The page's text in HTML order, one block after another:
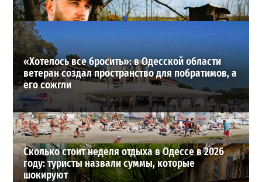
27-07-2026 в 11:19
ВИБОР РЕДАКЦИИ
«Хотелось все бросить»: в Одесской области
ветеран создал пространство для побратимов, а
его сожгли
Сколько стоит неделя отдыха в Одессе в 2026
году: туристы назвали суммы, которые
шокируют